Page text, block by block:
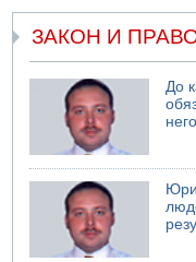
ЗАКОН И
До